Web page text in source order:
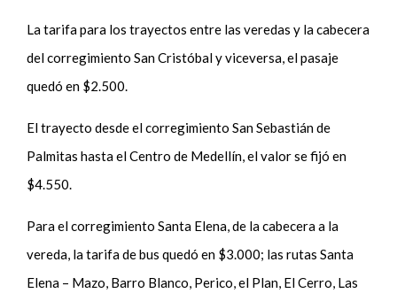
La tarifa para los trayectos entre las veredas y la cabecera
del corregimiento San Cristóbal y viceversa, el pasaje
quedó en $2.500.
El trayecto desde el corregimiento San Sebastián de
Palmitas hasta el Centro de Medellín, el valor se fijó en
$4.550.
Para el corregimiento Santa Elena, de la cabecera a la
vereda, la tarifa de bus quedó en $3.000; las rutas Santa
Elena – Mazo, Barro Blanco, Perico, el Plan, El Cerro, Las